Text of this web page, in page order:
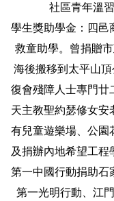
社區青年溫
學生獎助學金：四邑
救童助學。曾捐贈
海後搬移到太平山
復會殘障人士專門廿
天主教聖約瑟修女安
有兒童遊樂場、公園
及捐辦內地希望工
第一中國行動捐助石
第一光明行動、江